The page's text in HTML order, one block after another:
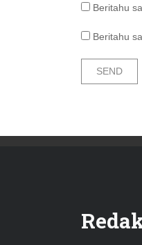
Beritahu
Beritahu